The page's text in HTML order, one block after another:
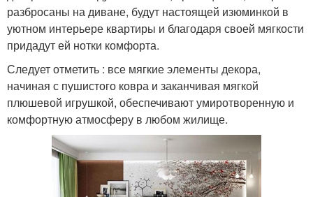
разбросаны на диване, будут настоящей изюминкой в
уютном интерьере квартиры и благодаря своей мягкости
придадут ей нотки комфорта.
Следует отметить : все мягкие элементы декора,
начиная с пушистого ковра и заканчивая мягкой
плюшевой игрушкой, обеспечивают умиротворенную и
комфортную атмосферу в любом жилище.